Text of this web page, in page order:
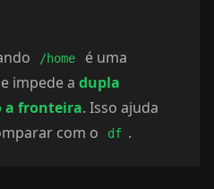
/home
é uma
impede a dupla
a fronteira. Isso ajuda
com o
df .